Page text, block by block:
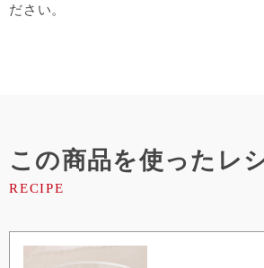
ださい。
この商品を使ったレ